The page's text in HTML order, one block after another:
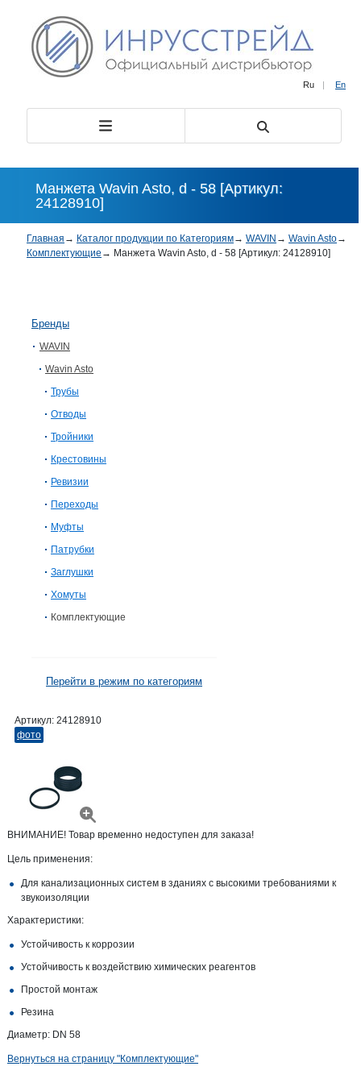
Ru | En
Манжета Wavin Asto, d - 58 [Артикул:
24128910]
Главная → Каталог продукции по Категориям→ WAVIN → Wavin Asto→
Комплектующие → Манжета Wavin Asto, d - 58 [Артикул: 24128910]
Бренды
WAVIN
Wavin Asto
Трубы
Отводы
Тройники
Крестовины
Ревизии
Переходы
Муфты
Патрубки
Заглушки
Хомуты
Комплектующие
Перейти в режим по категориям
Артикул: 24128910
фото
ВНИМАНИЕ! Товар временно недоступен для заказа!
Цель применения:
Для канализационных систем в зданиях с высокими требованиями к
звукоизоляции
Характеристики:
Устойчивость к коррозии
Устойчивость к воздействию химических реагентов
Простой монтаж
Резина
Диаметр: DN 58
Вернуться на страницу "Комплектующие"